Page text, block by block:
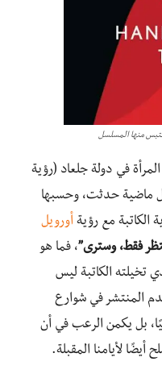
منها المسلسل
في دولة جلعاد (رؤية
ماضية حدثت، وحسبها
مع رؤية أورويل
فقط، وسترى”، فما هو
تخيلته الكاتبة ليس
المنتشر في شوارع
بل يكمن الرعب في أن
لأيامنا المقبلة.